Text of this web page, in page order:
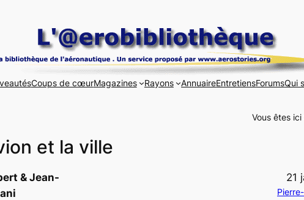
Coups de cœurMagazines Rayons AnnuaireEntretiensForumsQui
Vous êtes ici
et la ville
& Jean-
21